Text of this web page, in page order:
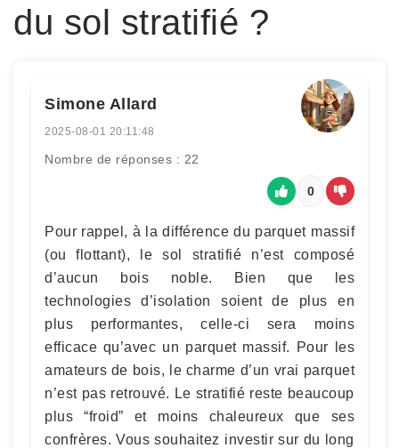
du sol stratifié ?
Simone Allard
2025-08-01 20:11:48
Nombre de réponses : 22
0
Pour rappel, à la différence du parquet massif
(ou flottant), le sol stratifié n’est composé
d’aucun bois noble. Bien que les
technologies d’isolation soient de plus en
plus performantes, celle-ci sera moins
efficace qu’avec un parquet massif. Pour les
amateurs de bois, le charme d’un vrai parquet
n’est pas retrouvé. Le stratifié reste beaucoup
plus “froid” et moins chaleureux que ses
confrères. Vous souhaitez investir sur du long